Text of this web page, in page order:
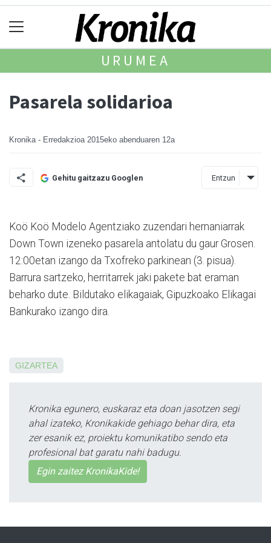
URUMEA
Pasarela solidarioa
Kronika - Erredakzioa 2015eko abenduaren 12a
Gehitu gaitzazu Googlen Entzun
Koö Koö Modelo Agentziako zuzendari hernaniarrak
Down Town izeneko pasarela antolatu du gaur Grosen.
12:00etan izango da Txofreko parkinean (3. pisua).
Barrura sartzeko, herritarrek jaki pakete bat eraman
beharko dute. Bildutako elikagaiak, Gipuzkoako Elikagai
Bankurako izango dira.
GIZARTEA
Kronika egunero, euskaraz eta doan jasotzen segi
ahal izateko, Kronikakide gehiago behar dira, eta
zer esanik ez, proiektu komunikatibo sendo eta
profesional bat garatu nahi badugu.
Egin zaitez KronikaKide!